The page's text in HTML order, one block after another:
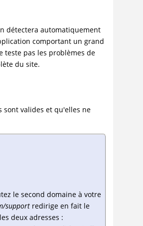
détectera automatiquement
comportant un grand
teste pas les problèmes de
du site.
sont valides et qu'elles ne
le second domaine à votre
support redirige en fait le
deux adresses :